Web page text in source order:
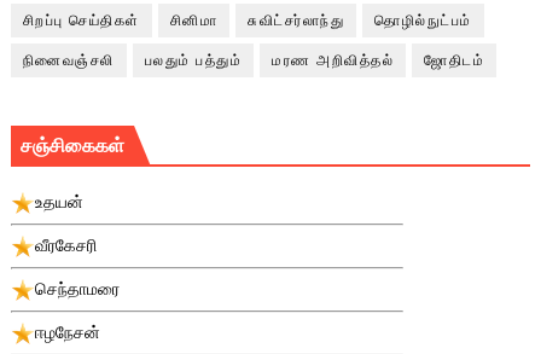
சிறப்பு செய்திகள் சினிமா சுவிட்சர்லாந்து தொழில்நுட்பம்
நினைவஞ்சலி பலதும் பத்தும் மரண அறிவித்தல் ஜோதிடம்
சஞ்சிகைகள்
உதயன்
வீரகேசரி
செந்தாமரை
ஈழநேசன்